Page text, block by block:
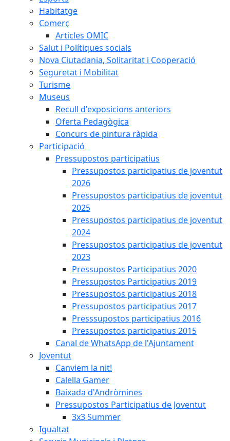
Habitatge
Comerç
Articles OMIC
Salut i Polítiques socials
Nova Ciutadania, Solitaritat i Cooperació
Seguretat i Mobilitat
Turisme
Museus
Recull d'exposicions anteriors
Oferta Pedagògica
Concurs de pintura ràpida
Participació
Pressupostos participatius
Pressupostos participatius de joventut
2026
Pressupostos participatius de joventut
2025
Pressupostos participatius de joventut
2024
Pressupostos participatius de joventut
2023
Pressupostos Participatius 2020
Pressupostos Participatius 2019
Pressupostos participatius 2018
Pressupostos participatius 2017
Presssupostos participatius 2016
Pressupostos participatius 2015
Canal de WhatsApp de l'Ajuntament
Joventut
Canviem la nit!
Calella Gamer
Baixada d'Andròmines
Pressupostos Participatius de Joventut
3x3 Summer
Igualtat